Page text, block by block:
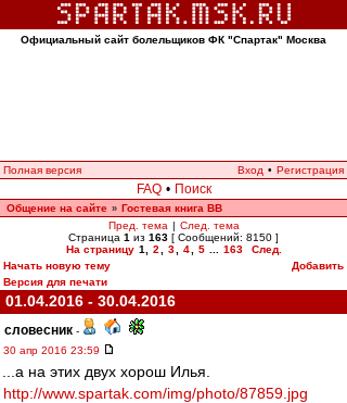
Официальный сайт болельщиков ФК "Спартак" Москва
Полная версия Вход • Регистрация
FAQ • Поиск
Общение на сайте » Гостевая книга ВВ
Пред. тема | След. тема
Страница 1 из 163 [ Сообщений: 8150 ]
На страницу 1 2 3 4 5 163
След.
Начать новую тему
Добавить
Версия для печати
01.04.2016 - 30.04.2016
словесник -
30 апр 2016 23:59
...а на этих двух хорош Илья.
http://www.spartak.com/img/photo/87859.jpg